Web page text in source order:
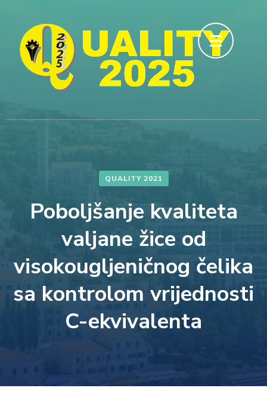
content
(Press
QUALITY 2021
Poboljšanje kvaliteta
valjane žice od
visokougljeničnog čelika
sa kontrolom vrijednosti
C-ekvivalenta